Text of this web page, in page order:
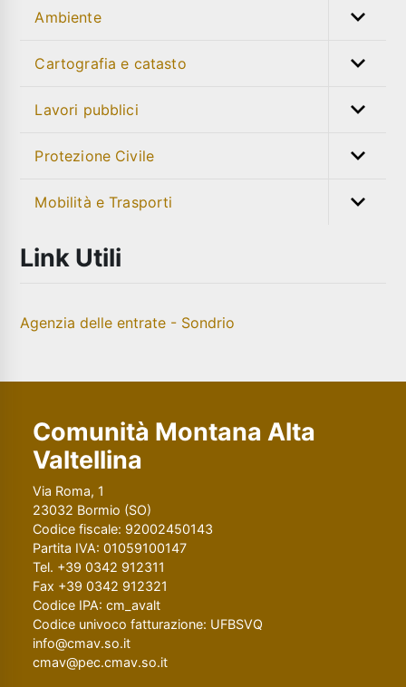
Ambiente
Cartografia e catasto
Lavori pubblici
Protezione Civile
Mobilità e Trasporti
Link Utili
Agenzia delle entrate - Sondrio
Comunità Montana Alta
Valtellina
Via Roma, 1
23032 Bormio (SO)
Codice fiscale: 92002450143
Partita IVA: 01059100147
Tel. +39 0342 912311
Fax +39 0342 912321
Codice IPA: cm_avalt
Codice univoco fatturazione: UFBSVQ
info@cmav.so.it
cmav@pec.cmav.so.it